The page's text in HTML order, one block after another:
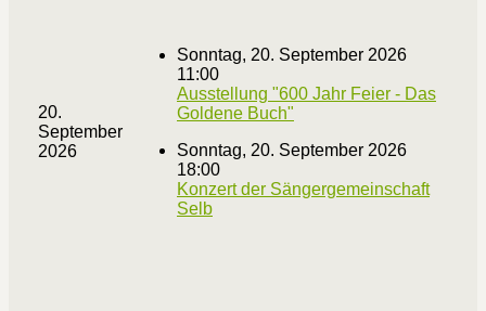
20.
September
2026
Sonntag, 20. September 2026
11:00
Ausstellung "600 Jahr Feier - Das
Goldene Buch"
Sonntag, 20. September 2026
18:00
Konzert der Sängergemeinschaft
Selb